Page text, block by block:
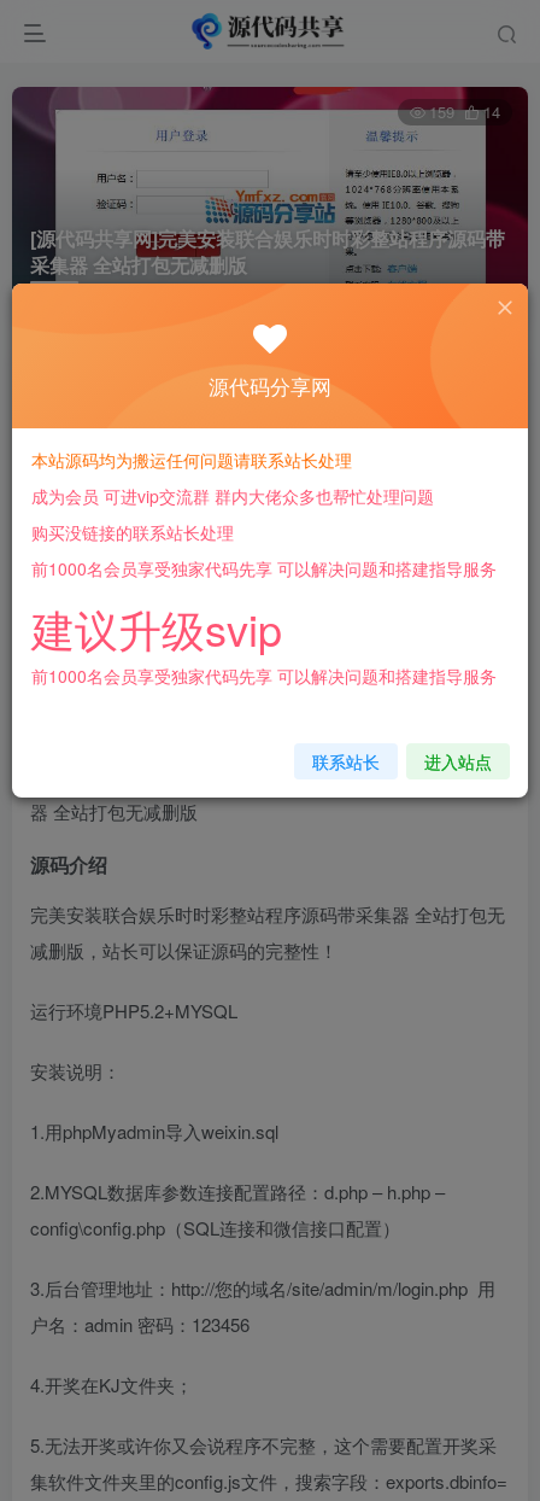
[源代码共享网]完美安装联合娱乐时时彩整站程序源码带
采集器 全站打包无减删版
159 14
此内容为付费阅读，请付费后查看
10
会员免费
付费阅读
[源代码共享网]完美安装联合娱乐时时彩整站程序源码带采集
器 全站打包无减删版
源码介绍
完美安装联合娱乐时时彩整站程序源码带采集器 全站打包无
减删版，站长可以保证源码的完整性！
运行环境PHP5.2+MYSQL
安装说明：
1.用phpMyadmin导入weixin.sql
2.MYSQL数据库参数连接配置路径：d.php – h.php –
config\config.php（SQL连接和微信接口配置）
3.后台管理地址：http://您的域名/site/admin/m/login.php 用
户名：admin 密码：123456
4.开奖在KJ文件夹；
5.无法开奖或许你又会说程序不完整，这个需要配置开奖采
集软件文件夹里的config.js文件，搜索字段：exports.dbinfo=
源代码分享网
本站源码均为搬运任何问题请联系站长处理
成为会员 可进vip交流群 群内大佬众多也帮忙处理问题
购买没链接的联系站长处理
前1000名会员享受独家代码先享 可以解决问题和搭建指导服务
建议升级svip
前1000名会员享受独家代码先享 可以解决问题和搭建指导服务
联系站长 进入站点